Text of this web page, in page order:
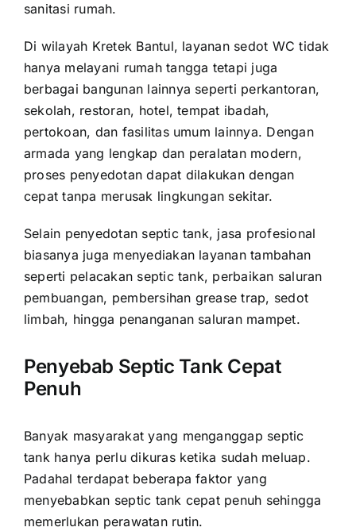
sanitasi rumah.
Di wilayah Kretek Bantul, layanan sedot WC tidak
hanya melayani rumah tangga tetapi juga
berbagai bangunan lainnya seperti perkantoran,
sekolah, restoran, hotel, tempat ibadah,
pertokoan, dan fasilitas umum lainnya. Dengan
armada yang lengkap dan peralatan modern,
proses penyedotan dapat dilakukan dengan
cepat tanpa merusak lingkungan sekitar.
Selain penyedotan septic tank, jasa profesional
biasanya juga menyediakan layanan tambahan
seperti pelacakan septic tank, perbaikan saluran
pembuangan, pembersihan grease trap, sedot
limbah, hingga penanganan saluran mampet.
Penyebab Septic Tank Cepat
Penuh
Banyak masyarakat yang menganggap septic
tank hanya perlu dikuras ketika sudah meluap.
Padahal terdapat beberapa faktor yang
menyebabkan septic tank cepat penuh sehingga
memerlukan perawatan rutin.